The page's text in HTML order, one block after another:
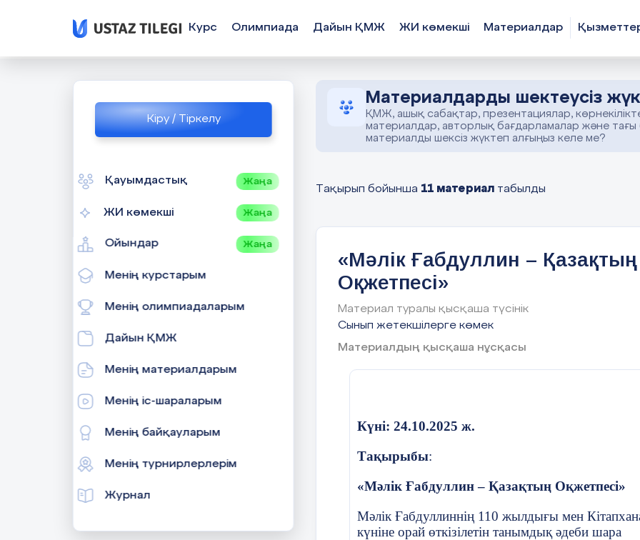
Кіру / Тіркелу
Қауымдастық Жаңа
ЖИ көмекші Жаңа
Ойындар Жаңа
Менің курстарым
Менің олимпиадаларым
Дайын ҚМЖ
Менің материалдарым
Менің іс-шараларым
Менің байқауларым
Менің турнирлерлерім
Журнал
Курс Олимпиада Дайын ҚМЖ ЖИ көмекші Материалдар
Материалдарды шектеусіз
ҚМЖ, ашық сабақтар, презентациялар,
материалдар, авторлық бағдарламалар және
материалды шексіз жүктеп алғыңыз келе ме?
Тақырып бойынша 11 материал табылды
«Мәлік Ғабдуллин – Қазақтың
Оқжетпесі»
Материал туралы қысқаша түсінік
Сынып жетекшілерге көмек
Материалдың қысқаша нұсқасы
Күні: 24.10.2025 ж.
Тақырыбы:
«Мәлік Ғабдуллин – Қазақтың Оқжетпесі»
Мәлік Ғабдуллиннің 110 жылдығы мен
күніне орай өткізілетін танымдық әдеби шара